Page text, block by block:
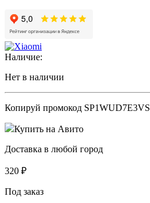
Наличие:
Нет в наличии
Копируй промокод SP1WUD7E3VS
Купить на Авито
Доставка в любой город
320 ₽
Под заказ